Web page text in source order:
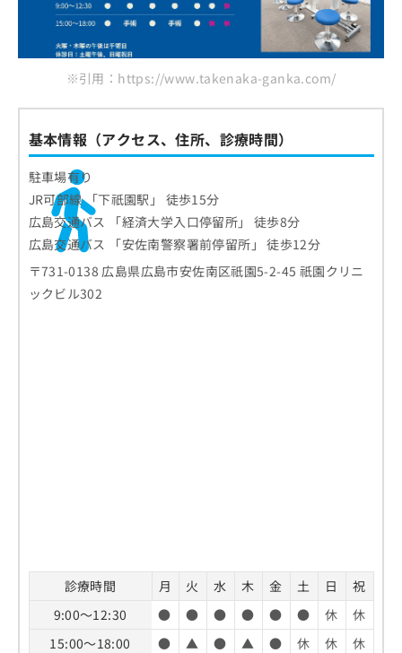
※引用：https://www.takenaka-ganka.com/
基本情報（アクセス、住所、診療時間）
駐車場有り
JR可部線 「下祇園駅」 徒歩15分
広島交通バス 「経済大学入口停留所」 徒歩8分
広島交通バス 「安佐南警察署前停留所」 徒歩12分
〒731-0138 広島県広島市安佐南区祇園5-2-45 祇園クリニ
ックビル302
診療時間 月 火 水 木 金 土 日
祝
9:00～12:30
● ● ● ● ● ● 休
休
15:00～18:00
● ▲ ● ▲ ● 休 休
休